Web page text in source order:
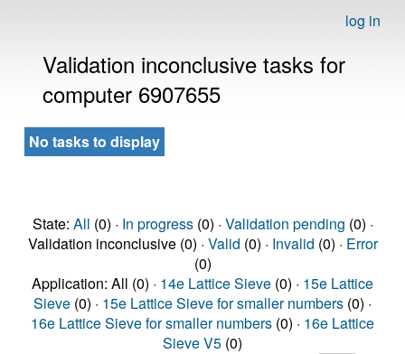
log in
Validation inconclusive tasks for
computer 6907655
No tasks to display
State: All (0) · In progress(0) · Validation pending (0) ·
Validation inconclusive (0) · Valid (0) · Invalid (0) · Error
(0)
Application: All (0) · 14e Lattice Sieve (0) · 15e Lattice
Sieve (0) · 15e Lattice Sieve for smaller numbers (0) ·
16e Lattice Sieve for smaller numbers (0) · 16e Lattice
Sieve V5 (0)